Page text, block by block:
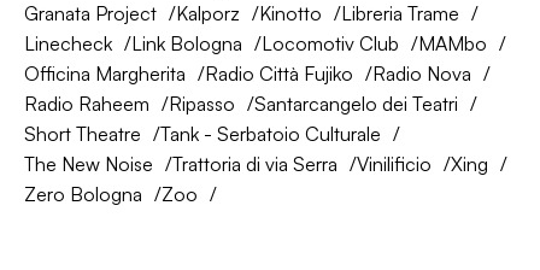
Granata Project
Kalporz Kinotto
Libreria Trame
Linecheck
Link Bologna Locomotiv Club
MAMbo
Officina Margherita
Radio Città Fujiko
Radio Nova
Radio Raheem
Ripasso
Santarcangelo dei Teatri
Short Theatre
Tank - Serbatoio Culturale
The New Noise
Trattoria di via Serra Vinilificio
Xing
Zero Bologna
Zoo